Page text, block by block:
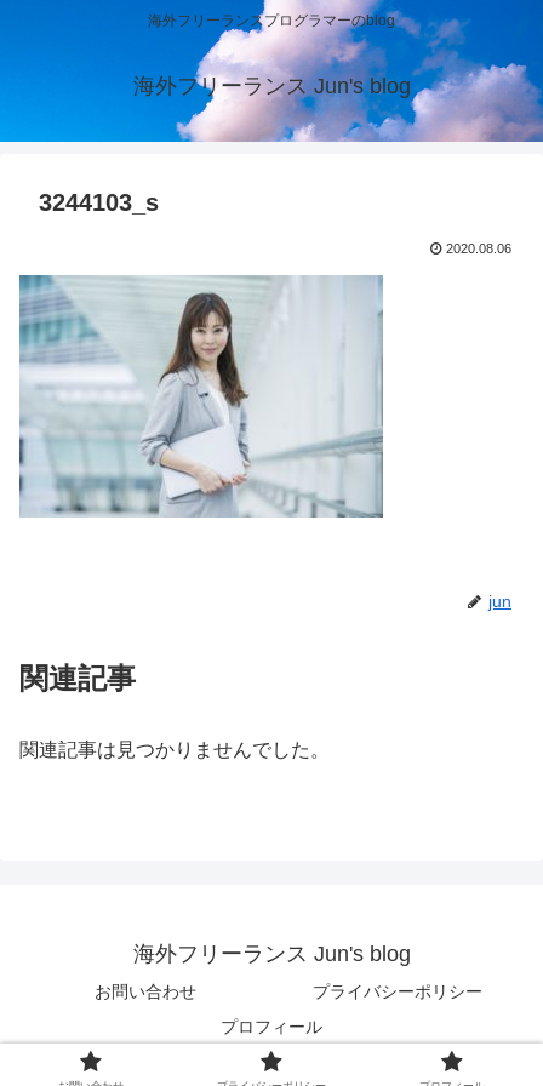
海外フリーランスプログラマーのblog
海外フリーランス Jun's blog
3244103_s
2020.08.06
jun
関連記事
関連記事は見つかりませんでした。
海外フリーランス Jun's blog
お問い合わせ
プライバシーポリシー
プロフィール
© 2018 海外フリーランス Jun's blog.